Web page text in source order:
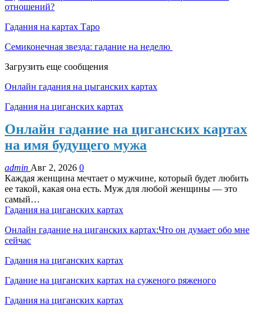
отношений?
Гадания на картах Таро
Семиконечная звезда: гадание на неделю
Загрузить еще сообщения
Онлайн гадания на цыганских картах
Гадания на циганских картах
Онлайн гадание на циганских картах
на имя будущего мужа
admin Авг 2, 2026 0
Каждая женщина мечтает о мужчине, который будет любить
ее такой, какая она есть. Муж для любой женщины — это
самый…
Гадания на циганских картах
Онлайн гадание на циганских картах:Что он думает обо мне
сейчас
Гадания на циганских картах
Гадание на циганских картах на суженого ряженого
Гадания на циганских картах